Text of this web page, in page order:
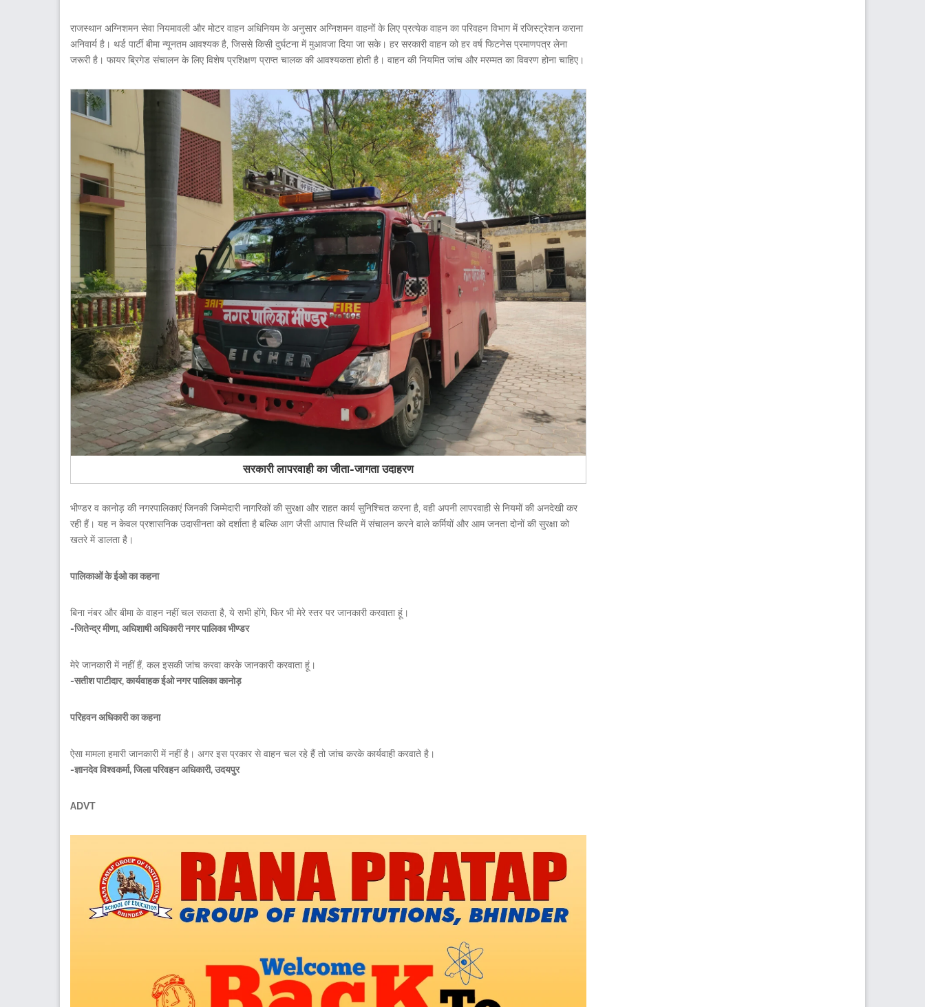
राजस्थान अग्निशमन सेवा नियमावली और मोटर वाहन अधिनियम के अनुसार अग्निशमन वाहनों के लिए प्रत्येक वाहन का परिवहन विभाग में रजिस्ट्रेशन कराना
अनिवार्य है। थर्ड पार्टी बीमा न्यूनतम आवश्यक है, जिससे किसी दुर्घटना में मुआवजा दिया जा सके। हर सरकारी वाहन को हर वर्ष फिटनेस प्रमाणपत्र लेना
जरूरी है। फायर ब्रिगेड संचालन के लिए विशेष प्रशिक्षण प्राप्त चालक की आवश्यकता होती है। वाहन की नियमित जांच और मरम्मत का विवरण होना चाहिए।
सरकारी लापरवाही का जीता-जागता उदाहरण
भीण्डर व कानोड़ की नगरपालिकाएं जिनकी जिम्मेदारी नागरिकों की सुरक्षा और राहत कार्य सुनिश्चित करना है, वही अपनी लापरवाही से नियमों की अनदेखी कर
रही हैं। यह न केवल प्रशासनिक उदासीनता को दर्शाता है बल्कि आग जैसी आपात स्थिति में संचालन करने वाले कर्मियों और आम जनता दोनों की सुरक्षा को
खतरे में डालता है।
पालिकाओं के ईओ का कहना
बिना नंबर और बीमा के वाहन नहीं चल सकता है, ये सभी होंगे, फिर भी मेरे स्तर पर जानकारी करवाता हूं।
-जितेन्द्र मीणा, अधिशाषी अधिकारी नगर पालिका भीण्डर
मेरे जानकारी में नहीं हैं, कल इसकी जांच करवा करके जानकारी करवाता हूं।
-सतीश पाटीदार, कार्यवाहक ईओ नगर पालिका कानोड़
परिहवन अधिकारी का कहना
ऐसा मामला हमारी जानकारी में नहीं है। अगर इस प्रकार से वाहन चल रहे हैं तो जांच करके कार्यवाही करवाते है।
-ज्ञानदेव विश्वकर्मा, जिला परिवहन अधिकारी, उदयपुर
ADVT